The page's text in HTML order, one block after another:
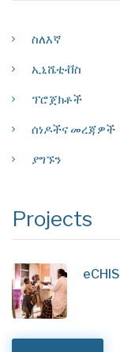
ስለእኛ
ኢኒሼቲቭስ
ፕሮጀክቶች
ሰነዶችና መረጃዎች
ያግኙን
Projects
eCHIS